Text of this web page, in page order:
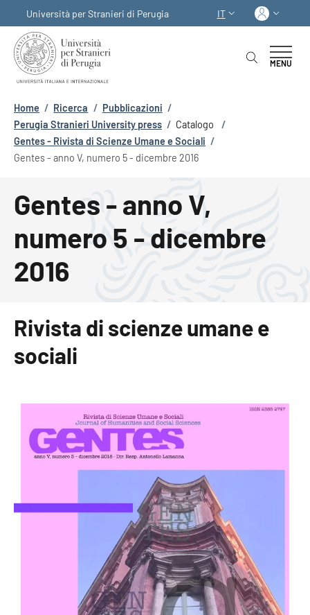
Università per Stranieri di Perugia
SELETTORE LINGUA:
IT
MENU
Briciole di pane
Home / Ricerca / Pubblicazioni /
Perugia Stranieri University press / Catalogo
/
Gentes - Rivista di Scienze Umane e Sociali /
Gentes - anno V, numero 5 - dicembre 2016
Gentes - anno V,
numero 5 - dicembre
2016
Rivista di scienze umane e
sociali